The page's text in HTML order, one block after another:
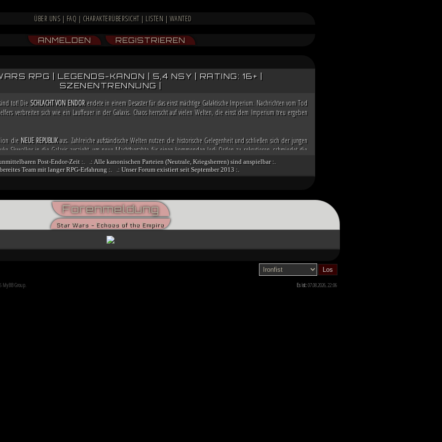
ÜBER UNS | FAQ | CHARAKTERÜBERSICHT | LISTEN | WANTED
ANMELDEN REGISTRIEREN
RPG | LEGENDS-KANON | 5,4 NSY | RATING: 16+ |
SZENENTRENNUNG |
tot! Die SCHLACHT VON ENDORendete in einem Desaster für das einst mächtige Galaktische Imperium. Nachrichten vom Tod
verbreiten sich wie ein Lauffeuer in der Galaxis. Chaos herrscht auf vielen Welten, die einst dem Imperium treu ergeben
die NEUE REPUBLIKaus. Zahlreiche aufständische Welten nutzen die historische Gelegenheit und schließen sich der jungen
Skywalker in die Galaxis auszieht, um neue Machtbegabte für einen kommenden Jedi-Orden zu rekrutieren, schmiedet die
bereits weitere Allianzen, damit sie in der Lage ist, möglicherweise bald die Regierung in der Galaxis übernehmen zu können.
nicht besiegt. Nachdem sich zahlreiche Truppenverbände vom Imperium abspalteten und die imperialen Würdenträger auf
und mithilfe kluger politischer Schachzüge sichert sich Vesperum die Loyalität des verbliebenen Imperiums und
kriegsmüden Bürger der Galaxis nach der Schlacht von Endor noch den Frieden herbeisehnten, scheint das Ende des Kampfes
die Vorherrschaft in der Galaxis wird erst noch fallen und niemand vermag auch nur zu erahnen, wie die Zukunft von Millionen
Post-Endor-Zeit :. .: Alle kanonischen Parteien (Neutrale, Kriegsherren) sind anspielbar :.
Team mit langer RPG-Erfahrung :. .: Unser Forum existiert seit September 2013 :.
Forenmeldung
Star Wars - Echoes of the Empire
Es ist:07.08.2026, 22:06
MyBB Group.